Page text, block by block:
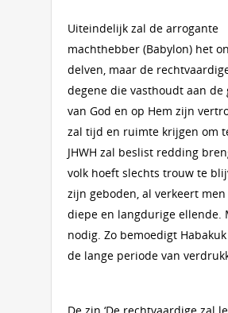
Uiteindelijk zal de arrogante
machthebber (Babylon) het
delven, maar de
degene die vasthoudt aan de
van God en op Hem zijn
zal tijd en ruimte krijgen om
JHWH zal beslist redding
volk hoeft slechts trouw te
zijn geboden, al verkeert men
diepe en langdurige ellende.
nodig. Zo bemoedigt
de lange periode van